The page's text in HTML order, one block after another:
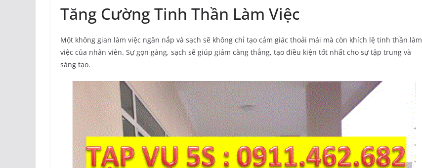
Tăng Cường Tinh Thần Làm Việc
Một không gian làm việc ngăn nắp và sạch sẽ không chỉ tạo cảm giác thoải mái mà còn khích lệ tinh thần làm
việc của nhân viên. Sự gọn gàng, sạch sẽ giúp giảm căng thẳng, tạo điều kiện tốt nhất cho sự tập trung và
sáng tạo.